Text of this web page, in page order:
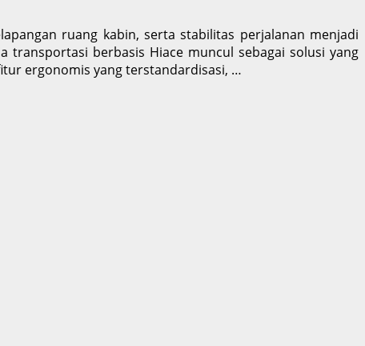
ruang kabin, serta stabilitas perjalanan menjadi
transportasi berbasis Hiace muncul sebagai solusi yang
ergonomis yang terstandardisasi, …